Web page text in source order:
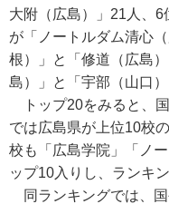
大附（広島）」21人、
が「ノートルダム清心
根）」と「修道（広島
島）」と「宇部（山口）
トップ20をみると、
では広島県が上位10校
校も「広島学院」「ノ
ップ10入りし、ランキ
同ランキングでは、